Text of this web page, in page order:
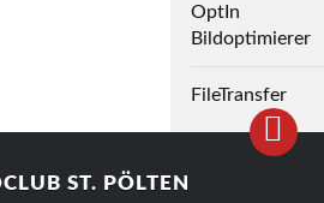
OptIn
Bildoptimierer
FileTransfer
ST. PÖLTEN